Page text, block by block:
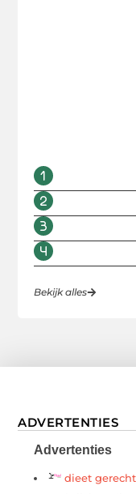
Bekijk alles
ADVERTENTIES
Advertenties
dieet